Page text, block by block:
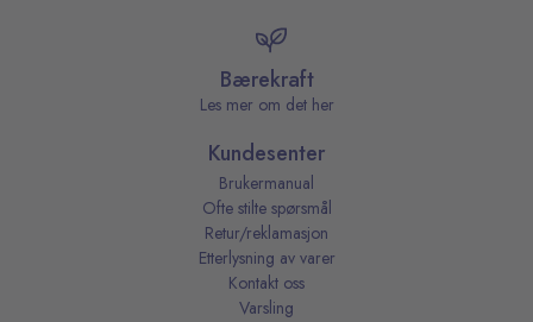
Bærekraft
Les mer om det her
Kundesenter
Brukermanual
Ofte stilte spørsmål
Retur/reklamasjon
Etterlysning av varer
Kontakt oss
Varsling